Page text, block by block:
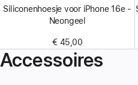
Siliconenhoesje voor iPhone 16e -
Neongeel
€ 45,00
Accessoires